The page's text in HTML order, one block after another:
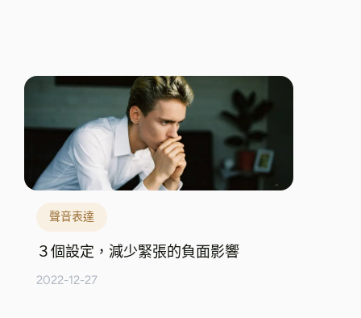
聲音表達
３個設定，減少緊張的負面影響
2022-12-27